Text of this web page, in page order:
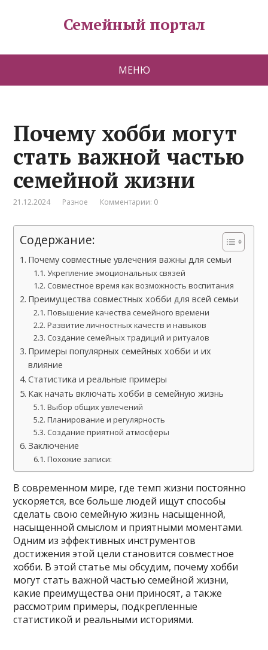
Семейный портал
МЕНЮ
Почему хобби могут
стать важной частью
семейной жизни
21.12.2024 Разное Комментарии: 0
Содержание:
Почему совместные увлечения важны для семьи
Укрепление эмоциональных связей
Совместное время как возможность воспитания
Преимущества совместных хобби для всей семьи
Повышение качества семейного времени
Развитие личностных качеств и навыков
Создание семейных традиций и ритуалов
Примеры популярных семейных хобби и их
влияние
Статистика и реальные примеры
Как начать включать хобби в семейную жизнь
Выбор общих увлечений
Планирование и регулярность
Создание приятной атмосферы
Заключение
Похожие записи:
В современном мире, где темп жизни постоянно
ускоряется, все больше людей ищут способы
сделать свою семейную жизнь насыщенной,
насыщенной смыслом и приятными моментами.
Одним из эффективных инструментов
достижения этой цели становится совместное
хобби. В этой статье мы обсудим, почему хобби
могут стать важной частью семейной жизни,
какие преимущества они приносят, а также
рассмотрим примеры, подкрепленные
статистикой и реальными историями.